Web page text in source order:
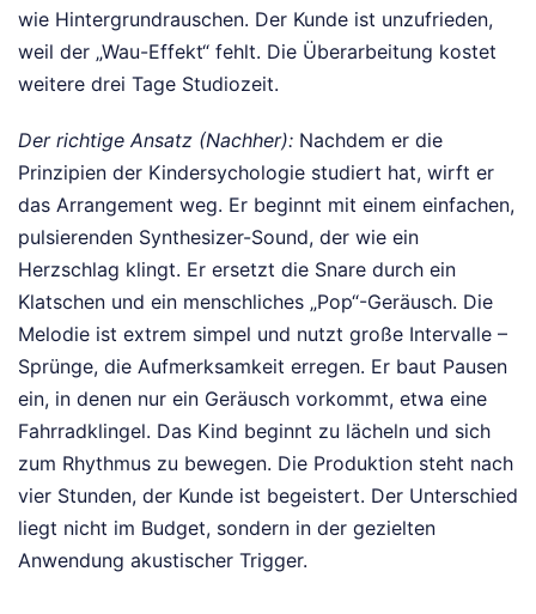
wie Hintergrundrauschen. Der Kunde ist unzufrieden,
weil der „Wau-Effekt“ fehlt. Die Überarbeitung kostet
weitere drei Tage Studiozeit.
Der richtige Ansatz (Nachher): Nachdem er die
Prinzipien der Kindersychologie studiert hat, wirft er
das Arrangement weg. Er beginnt mit einem einfachen,
pulsierenden Synthesizer-Sound, der wie ein
Herzschlag klingt. Er ersetzt die Snare durch ein
Klatschen und ein menschliches „Pop“-Geräusch. Die
Melodie ist extrem simpel und nutzt große Intervalle –
Sprünge, die Aufmerksamkeit erregen. Er baut Pausen
ein, in denen nur ein Geräusch vorkommt, etwa eine
Fahrradklingel. Das Kind beginnt zu lächeln und sich
zum Rhythmus zu bewegen. Die Produktion steht nach
vier Stunden, der Kunde ist begeistert. Der Unterschied
liegt nicht im Budget, sondern in der gezielten
Anwendung akustischer Trigger.